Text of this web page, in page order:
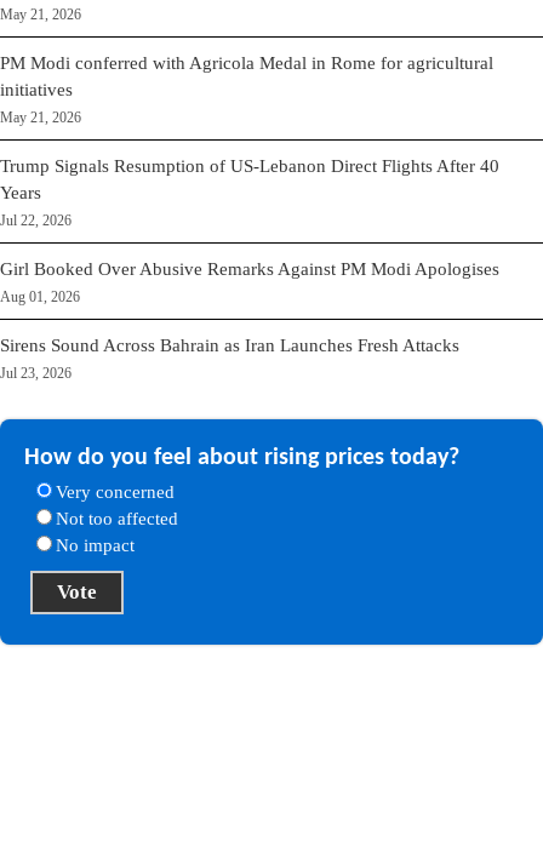
May 21, 2026
PM Modi conferred with Agricola Medal in Rome for agricultural
initiatives
May 21, 2026
Trump Signals Resumption of US-Lebanon Direct Flights After 40
Years
Jul 22, 2026
Girl Booked Over Abusive Remarks Against PM Modi Apologises
Aug 01, 2026
Sirens Sound Across Bahrain as Iran Launches Fresh Attacks
Jul 23, 2026
How do you feel about rising prices today?
Very concerned
Not too affected
No impact